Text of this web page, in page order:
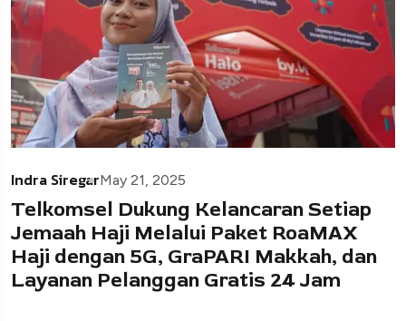
Indra SiregarMay 21, 2025
Telkomsel Dukung Kelancaran Setiap
Jemaah Haji Melalui Paket RoaMAX
Haji dengan 5G, GraPARI Makkah, dan
Layanan Pelanggan Gratis 24 Jam